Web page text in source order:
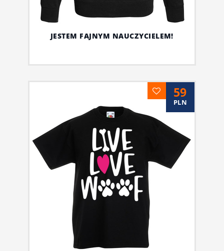
JESTEM FAJNYM NAUCZYCIELEM!
59
PLN